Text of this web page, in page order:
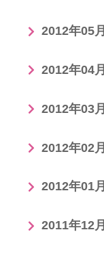
2012年05月
2012年04月
2012年03月
2012年02月
2012年01月
2011年12月